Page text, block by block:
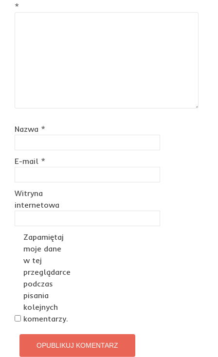
*
Nazwa *
E-mail *
Witryna
internetowa
Zapamiętaj
moje dane
w tej
przeglądarce
podczas
pisania
kolejnych
komentarzy.